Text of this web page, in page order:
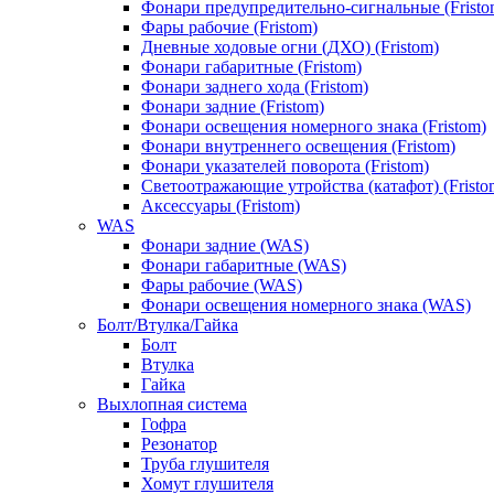
Фонари предупредительно-сигнальные
Фары рабочие (Fristom)
Дневные ходовые огни (ДХО) (Fristom)
Фонари габаритные (Fristom)
Фонари заднего хода (Fristom)
Фонари задние (Fristom)
Фонари освещения номерного знака (Fristom)
Фонари внутреннего освещения (Fristom)
Фонари указателей поворота (Fristom)
Светоотражающие утройства (катафот)
Аксессуары (Fristom)
WAS
Фонари задние (WAS)
Фонари габаритные (WAS)
Фары рабочие (WAS)
Фонари освещения номерного знака (WAS)
Болт/Втулка/Гайка
Болт
Втулка
Гайка
Выхлопная система
Гофра
Резонатор
Труба глушителя
Хомут глушителя